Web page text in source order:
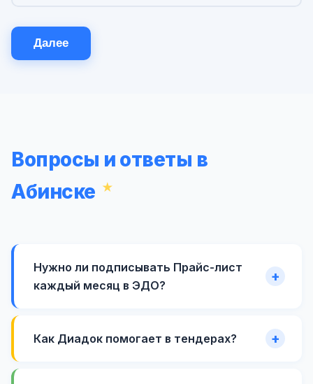
Далее
Вопросы и ответы в
Абинске
Нужно ли подписывать Прайс-лист
каждый месяц в ЭДО?
Как Диадок помогает в тендерах?